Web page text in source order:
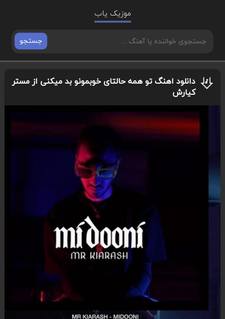
موزیک یاب
جستجو
دانلود اهنگ تو همه حالتای خوبمونو بد میکنی از مستر
کیارش